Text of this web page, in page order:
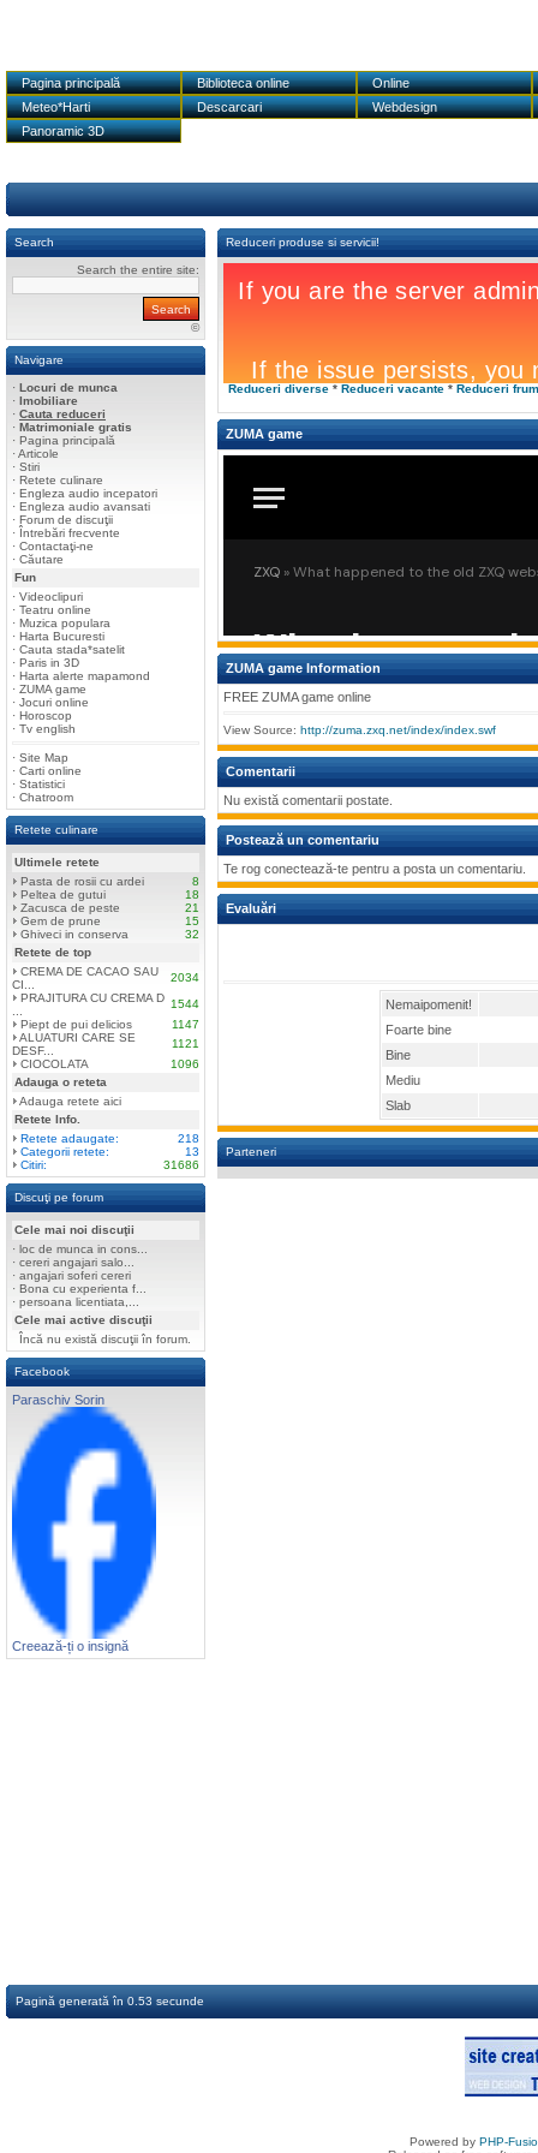
Pagina principală Biblioteca online
Online
Meteo*Harti
Descarcari
Webdesign
Panoramic 3D
Search
Search the entire site:
©
Navigare
· Locuri de munca
· Imobiliare
· Cauta reduceri
· Matrimoniale gratis
· Pagina principală
· Articole
· Stiri
· Retete culinare
· Engleza audio incepatori
· Engleza audio avansati
· Forum de discuţii
· Întrebări frecvente
· Contactaţi-ne
· Căutare
Fun
· Videoclipuri
· Teatru online
· Muzica populara
· Harta Bucuresti
· Cauta stada*satelit
· Paris in 3D
· Harta alerte mapamond
· ZUMA game
· Jocuri online
· Horoscop
· Tv english
· Site Map
· Carti online
· Statistici
· Chatroom
Retete culinare
Ultimele retete
Pasta de rosii cu ardei
8
Peltea de gutui
18
Zacusca de peste
21
Gem de prune
15
Ghiveci in conserva
32
Retete de top
CREMA DE CACAO SAU
CI...
2034
PRAJITURA CU CREMA D 1544
Piept de pui delicios
1147
ALUATURI CARE SE
DESF...
1121
CIOCOLATA
1096
Adauga o reteta
Adauga retete aici
Retete Info.
Retete adaugate:
218
Categorii retete:
13
Citiri:
31686
Discuţi pe forum
Cele mai noi discuţii
· loc de munca in cons...
· cereri angajari salo...
· angajari soferi cereri
· Bona cu experienta f...
· persoana licentiata,...
Cele mai active discuţii
Încă nu există discuţii în forum.
Facebook
Paraschiv Sorin
Creează-ți o insignă
Reduceri produse si servicii!
Reduceri diverse * Reduceri vacante * Reduceri
ZUMA game
ZUMA game Information
FREE ZUMA game online
View Source: http://zuma.zxq.net/index/index.swf
Comentarii
Nu există comentarii postate.
Postează un comentariu
Te rog conectează-te pentru a posta un comentariu.
Evaluări
Nemaipomenit!
Foarte bine
Bine
Mediu
Slab
Parteneri
Pagină generată în 0.53 secunde
Powered by PHP-